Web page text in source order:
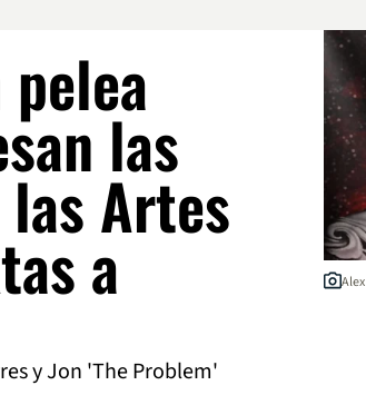
pelea
las
Artes
a
y Jon 'The Problem'